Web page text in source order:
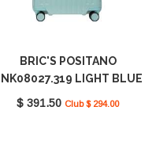
BRIC'S POSITANO
LIGHT BLUE
$ 391.50 Club $ 294.00